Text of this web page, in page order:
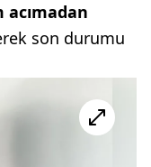
acımadan
son durumu